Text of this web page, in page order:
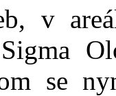
, v
se